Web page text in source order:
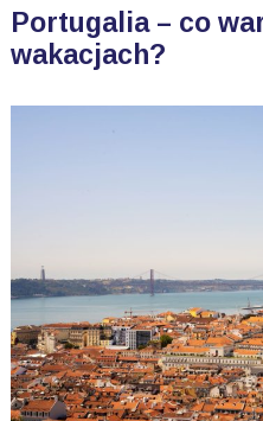
Portugalia – co
wakacjach?